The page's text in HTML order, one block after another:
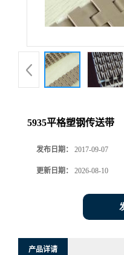
5935平格塑钢传送带
发布日期： 2017-09-07
更新日期： 2026-08-10
产品详请